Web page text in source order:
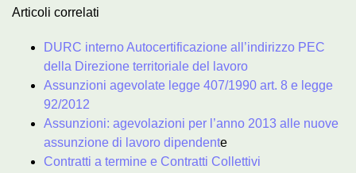
Articoli correlati
DURC interno Autocertificazione all’indirizzo PEC
della Direzione territoriale del lavoro
Assunzioni agevolate legge 407/1990 art. 8 e legge
92/2012
Assunzioni: agevolazioni per l’anno 2013 alle nuove
assunzione di lavoro dipendente
Contratti a termine e Contratti Collettivi